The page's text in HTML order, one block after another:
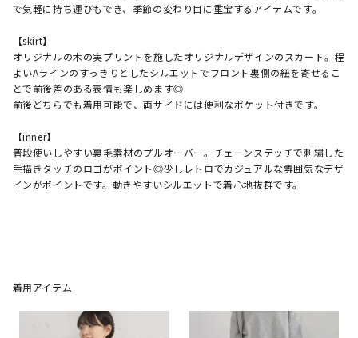
で気軽に持ち運びもでき、季節の変わり目に重宝するアイテムです。
【skirt】
オリジナルの木の実プリントを施したオリジナルデザインのスカート。程
よいAラインのすっきりとしたシルエットでフロント裏側の紐を寄せるこ
とで前後差のある表情も楽しめます◎
前後どちらでも着用可能で、両サイドには便利なポケット付きです。
【inner】
普段使いしやすい裏毛素材のプルオーバー。チェーンステッチで刺繍した
手描きタッチのロゴがポイント◎少しレトロでカジュアルな雰囲気なデザ
インがポイントです。動きやすいシルエットで着心地抜群です。
着用アイテム